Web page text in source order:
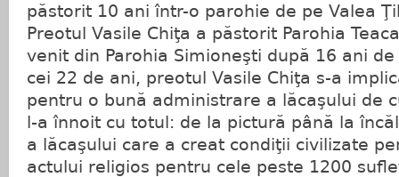
păstorit 10 ani într-o parohie de pe Valea
Preotul Vasile Chiţa a păstorit Parohia
venit din Parohia Simioneşti după 16 ani
cei 22 de ani, preotul Vasile Chiţa s-a
pentru o bună administrare a lăcaşului de
l-a înnoit cu totul: de la pictură până la
a lăcaşului care a creat condiţii civilizate
actului religios pentru cele peste 1200